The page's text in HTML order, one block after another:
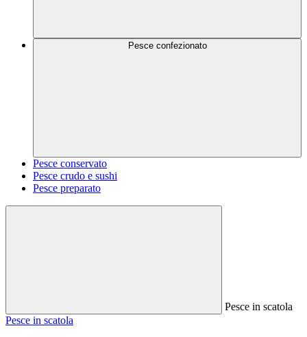
Pesce confezionato
Pesce conservato
Pesce crudo e sushi
Pesce preparato
Pesce in scatola
Pesce in scatola